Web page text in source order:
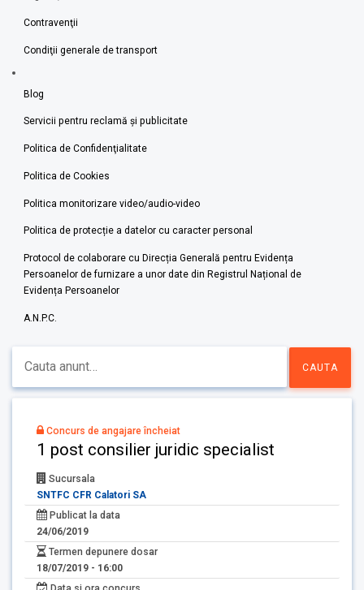
Contravenţii
Condiţii generale de transport
Blog
Servicii pentru reclamă și publicitate
Politica de Confidenţialitate
Politica de Cookies
Politica monitorizare video/audio-video
Politica de protecție a datelor cu caracter personal
Protocol de colaborare cu Direcția Generală pentru Evidența
Persoanelor de furnizare a unor date din Registrul Național de
Evidența Persoanelor
A.N.P.C.
Concurs de angajare încheiat
1 post consilier juridic specialist
Sucursala
SNTFC CFR Calatori SA
Publicat la data
24/06/2019
Termen depunere dosar
18/07/2019 - 16:00